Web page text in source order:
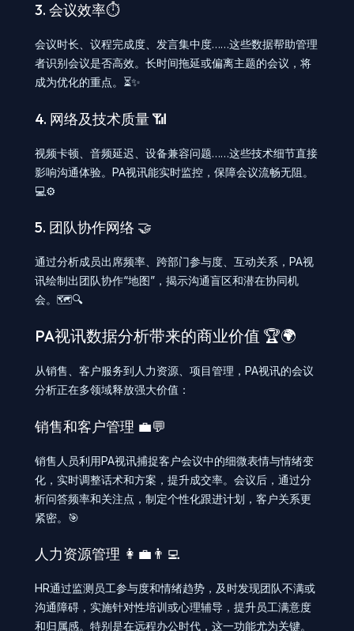
3. 会议效率⏱️
会议时长、议程完成度、发言集中度……这些数据帮助管理
者识别会议是否高效。长时间拖延或偏离主题的会议，将
成为优化的重点。⏳✨
4. 网络及技术质量 📶
视频卡顿、音频延迟、设备兼容问题……这些技术细节直接
影响沟通体验。PA视讯能实时监控，保障会议流畅无阻。
💻⚙️
5. 团队协作网络 🤝
通过分析成员出席频率、跨部门参与度、互动关系，PA视
讯绘制出团队协作“地图”，揭示沟通盲区和潜在协同机
会。🗺️🔍
PA视讯数据分析带来的商业价值 🏆🌍
从销售、客户服务到人力资源、项目管理，PA视讯的会议
分析正在多领域释放强大价值：
销售和客户管理 💼💬
销售人员利用PA视讯捕捉客户会议中的细微表情与情绪变
化，实时调整话术和方案，提升成交率。会议后，通过分
析问答频率和关注点，制定个性化跟进计划，客户关系更
紧密。🎯
人力资源管理 👩‍💼👨‍💻
HR通过监测员工参与度和情绪趋势，及时发现团队不满或
沟通障碍，实施针对性培训或心理辅导，提升员工满意度
和归属感。特别是在远程办公时代，这一功能尤为关键。